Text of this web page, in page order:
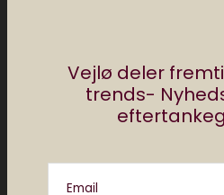
Vejlø deler
trends-
Email
Måske kan